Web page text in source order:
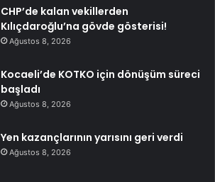
CHP’de kalan vekillerden
Kılıçdaroğlu’na gövde gösterisi!
Ağustos 8, 2026
Kocaeli’de KOTKO için dönüşüm süreci
başladı
Ağustos 8, 2026
Yen kazançlarının yarısını geri verdi
Ağustos 8, 2026